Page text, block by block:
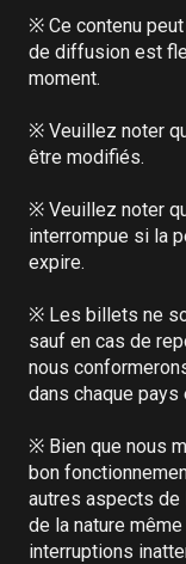
※ Ce contenu
de diffusion est
moment.
※ Veuillez noter
être modifiés.
※ Veuillez noter
interrompue si la
expire.
※ Les billets ne
sauf en cas de
nous
dans chaque pays
※ Bien que nous
bon
autres aspects de
de la nature
interruptions